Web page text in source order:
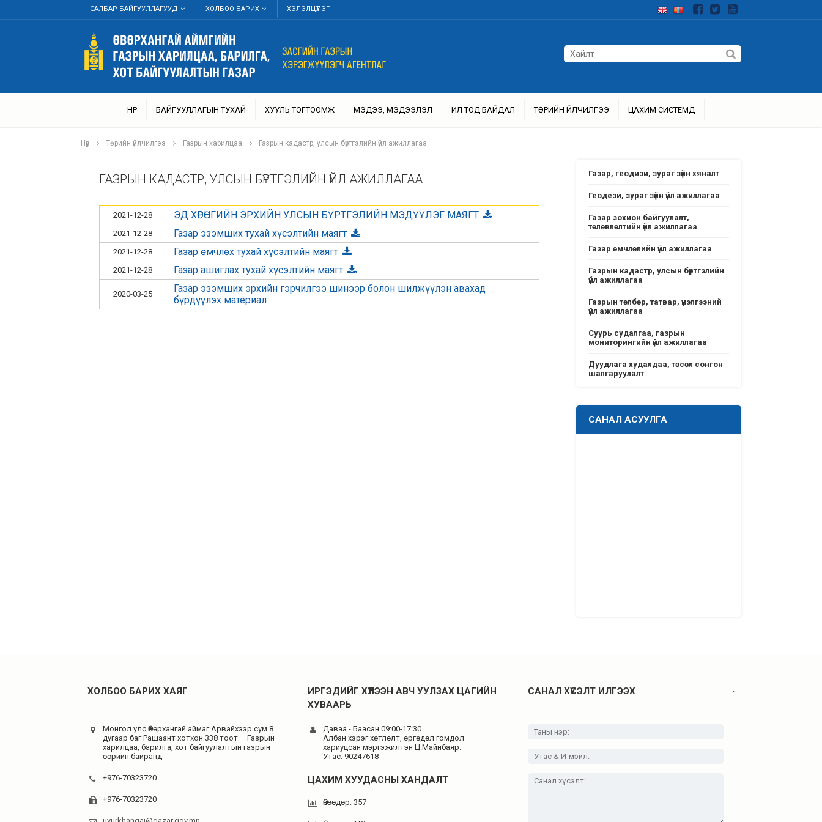
САЛБАР БАЙГУУЛЛАГУУД ХОЛБОО БАРИХ ХЭЛЭЛЦҮҮЛЭГ
НҮҮР БАЙГУУЛЛАГЫН ТУХАЙ ХУУЛЬ ТОГТООМЖ МЭДЭЭ, МЭДЭЭЛЭЛ ИЛ ТОД БАЙДАЛ ТӨРИЙН ҮЙЛЧИЛГЭЭ ЦАХИМ СИСТЕМҮҮД
Нүүр Төрийн үйлчилгээ Газрын харилцаа Газрын кадастр, улсын бүртгэлийн үйл ажиллагаа
ГАЗРЫН КАДАСТР, УЛСЫН БҮРТГЭЛИЙН ҮЙЛ АЖИЛЛАГАА
2021-12-28 ЭД ХӨРӨНГИЙН ЭРХИЙН УЛСЫН БҮРТГЭЛИЙН МЭДҮҮЛЭГ МАЯГТ
2021-12-28 Газар эзэмших тухай хүсэлтийн маягт
2021-12-28 Газар өмчлөх тухай хүсэлтийн маягт
2021-12-28 Газар ашиглах тухай хүсэлтийн маягт
2020-03-25
Газар эзэмших эрхийн гэрчилгээ шинээр болон шилжүүлэн авахад
бүрдүүлэх материал
Газар, геодизи, зураг зүйн хяналт
Геодези, зураг зүйн үйл ажиллагаа
Газар зохион байгуулалт,
төлөвлөлтийн үйл ажиллагаа
Газар өмчлөлийн үйл ажиллагаа
Газрын кадастр, улсын бүртгэлийн
үйл ажиллагаа
Газрын төлбөр, татвар, үнэлгээний
үйл ажиллагаа
Суурь судалгаа, газрын
мониторингийн үйл ажиллагаа
Дуудлага худалдаа, төсөл сонгон
шалгаруулалт
САНАЛ АСУУЛГА
ХОЛБОО БАРИХ ХАЯГ
Монгол улс Өвөрхангай аймаг Арвайхээр сум 8
дугаар баг Рашаант хотхон 338 тоот – Газрын
харилцаа, барилга, хот байгуулалтын газрын
өөрийн байранд
+976-70323720
+976-70323720
ИРГЭДИЙГ ХҮЛЭЭН АВЧ УУЛЗАХ ЦАГИЙН
ХУВААРЬ
Даваа - Баасан 09:00-17:30
Албан хэрэг хөтлөлт, өргөдөл гомдол
хариуцсан мэргэжилтэн Ц.Майнбаяр:
Утас: 90247618
ЦАХИМ ХУУДАСНЫ ХАНДАЛТ
Өнөөдөр: 357
САНАЛ ХҮСЭЛТ ИЛГЭЭХ .